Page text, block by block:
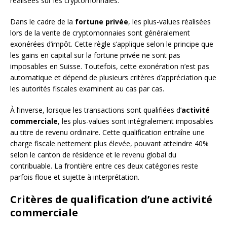
Dans le cadre de la fortune privée, les plus-values réalisées
lors de la vente de cryptomonnaies sont généralement
exonérées d’impôt. Cette règle s’applique selon le principe que
les gains en capital sur la fortune privée ne sont pas
imposables en Suisse. Toutefois, cette exonération n’est pas
automatique et dépend de plusieurs critères d’appréciation que
les autorités fiscales examinent au cas par cas.
À l’inverse, lorsque les transactions sont qualifiées d’activité
commerciale, les plus-values sont intégralement imposables
au titre de revenu ordinaire. Cette qualification entraîne une
charge fiscale nettement plus élevée, pouvant atteindre 40%
selon le canton de résidence et le revenu global du
contribuable. La frontière entre ces deux catégories reste
parfois floue et sujette à interprétation.
Critères de qualification d’une activité
commerciale